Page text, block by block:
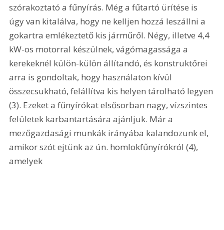
szórakoztató a fűnyírás. Még a fűtartó ürítése is
úgy van kitalálva, hogy ne kelljen hozzá leszállni a
gokartra emlékeztető kis járműről. Négy, illetve 4,4
kW-os motorral készülnek, vágómagassága a
kerekeknél külön-külön állítandó, és konstruktőrei
arra is gondoltak, hogy használaton kívül
összecsukható, felállítva kis helyen tárolható legyen
(3). Ezeket a fűnyírókat elsősorban nagy, vízszintes
felületek karbantartására ajánljuk. Már a
mezőgazdasági munkák irányába kalandozunk el,
amikor szót ejtünk az ún. homlokfűnyírókról (4),
amelyek